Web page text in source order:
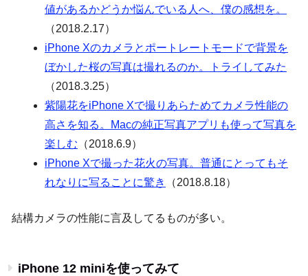
値があるかどうか悩んでいる人へ、僕の感想を。
（2018.2.17）
iPhone Xのカメラとポートレートモードで背景を
ぼかした桜の写真は撮れるのか。トライしてみた
（2018.3.25）
紫陽花をiPhone Xで撮りあらためてカメラ性能の
高さを知る。Macの純正写真アプリも使って写真を
楽しむ （2018.6.9）
iPhone Xで撮った花火の写真。普通にとってもそ
れなりに写ることに驚き
（2018.8.18）
結構カメラの性能に言及してるものが多い。
iPhone 12 miniを使ってみて